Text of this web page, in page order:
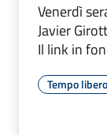
Venerdì
Javier
Il link in
Tempo libero